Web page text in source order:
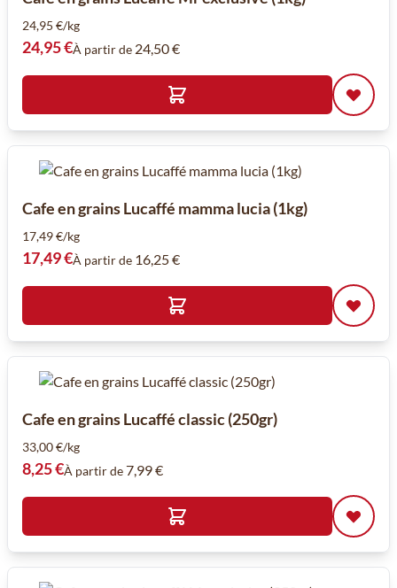
24,95 €/kg
24,95 €À partir de 24,50 €
Cafe en grains Lucaffé mamma lucia (1kg)
17,49 €/kg
17,49 €À partir de 16,25 €
Cafe en grains Lucaffé classic (250gr)
33,00 €/kg
8,25 €À partir de7,99 €